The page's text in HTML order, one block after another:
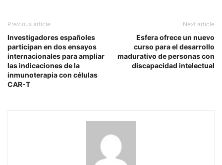
Previous article
Investigadores españoles
participan en dos ensayos
internacionales para ampliar
las indicaciones de la
inmunoterapia con células
CAR-T
Next article
Esfera ofrece un nuevo
curso para el desarrollo
madurativo de personas con
discapacidad intelectual